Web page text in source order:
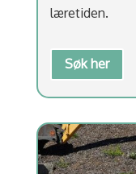
læretiden.
Søk her